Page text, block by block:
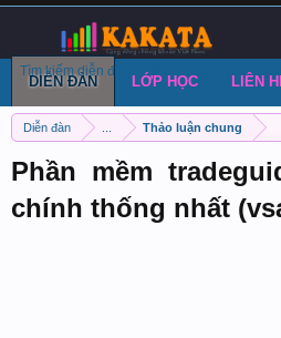
Diễn đàn Thảo luận chung
Phần mềm
chính thống nhất
DIỄN ĐÀN
Tìm kiếm diễn đàn Bài viết gần đây
LỚP HỌC LIÊN